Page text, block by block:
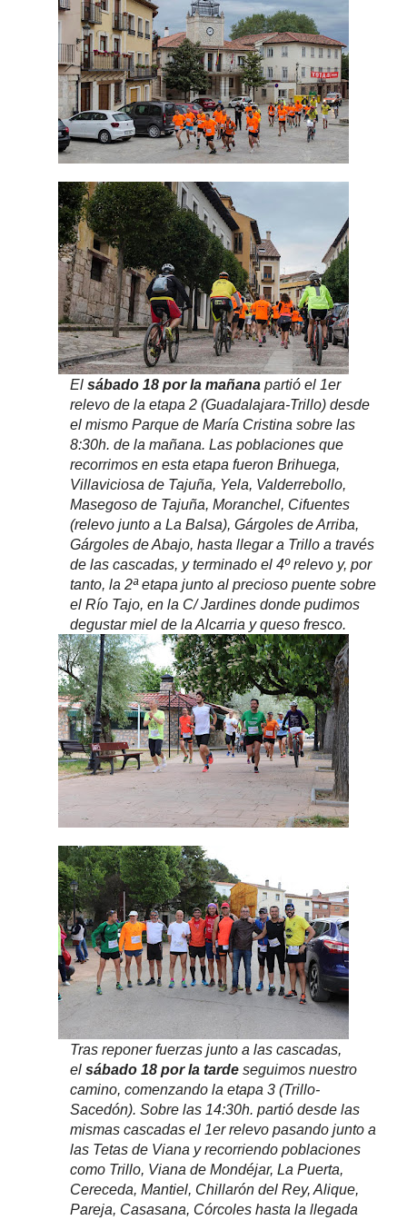
Elsábado 18 por la mañana partió el 1er
relevo de la etapa 2 (Guadalajara-Trillo) desde
el mismo Parque de María Cristina sobre las
8:30h. de la mañana. Las poblaciones que
recorrimos en esta etapa fueron Brihuega,
Villaviciosa de Tajuña, Yela, Valderrebollo,
Masegoso de Tajuña, Moranchel, Cifuentes
(relevo junto a La Balsa), Gárgoles de Arriba,
Gárgoles de Abajo, hasta llegar a Trillo a través
de las cascadas, y terminado el 4º relevo y, por
tanto, la 2ª etapa junto al precioso puente sobre
el Río Tajo, en la C/ Jardines donde pudimos
degustar miel de la Alcarria y queso fresco.
Tras reponer fuerzas junto a las cascadas,
elsábado 18 por la tarde seguimos nuestro
camino, comenzando la etapa 3 (Trillo-
Sacedón). Sobre las 14:30h. partió desde las
mismas cascadas el 1er relevo pasando junto a
las Tetas de Viana y recorriendo poblaciones
como Trillo, Viana de Mondéjar, La Puerta,
Cereceda, Mantiel, Chillarón del Rey, Alique,
Pareja, Casasana, Córcoles hasta la llegada